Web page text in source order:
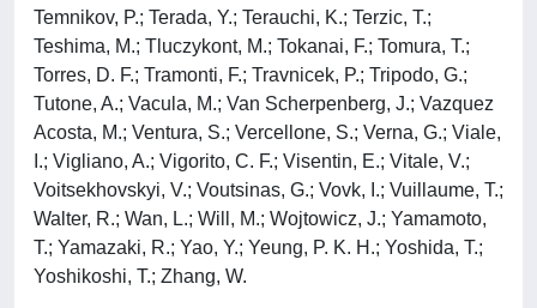
Temnikov, P.; Terada, Y.; Terauchi, K.; Terzic, T.;
Teshima, M.; Tluczykont, M.; Tokanai, F.; Tomura, T.;
Torres, D. F.; Tramonti, F.; Travnicek, P.; Tripodo, G.;
Tutone, A.; Vacula, M.; Van Scherpenberg, J.; Vazquez
Acosta, M.; Ventura, S.; Vercellone, S.; Verna, G.; Viale,
I.; Vigliano, A.; Vigorito, C. F.; Visentin, E.; Vitale, V.;
Voitsekhovskyi, V.; Voutsinas, G.; Vovk, I.; Vuillaume, T.;
Walter, R.; Wan, L.; Will, M.; Wojtowicz, J.; Yamamoto,
T.; Yamazaki, R.; Yao, Y.; Yeung, P. K. H.; Yoshida, T.;
Yoshikoshi, T.; Zhang, W.